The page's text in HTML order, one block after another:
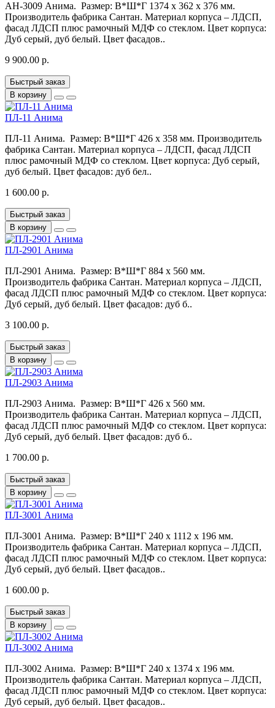
АН-3009 Анима. Размер: В*Ш*Г 1374 x 362 x 376 мм.
Производитель фабрика Сантан. Материал корпуса – ЛДСП,
фасад ЛДСП плюс рамочный МДФ со стеклом. Цвет корпуса:
Дуб серый, дуб белый. Цвет фасадов..
9 900.00 р.
Быстрый заказ
В корзину
ПЛ-11 Анима
ПЛ-11 Анима. Размер: В*Ш*Г 426 x 358 мм. Производитель
фабрика Сантан. Материал корпуса – ЛДСП, фасад ЛДСП
плюс рамочный МДФ со стеклом. Цвет корпуса: Дуб серый,
дуб белый. Цвет фасадов: дуб бел..
1 600.00 р.
Быстрый заказ
В корзину
ПЛ-2901 Анима
ПЛ-2901 Анима. Размер: В*Ш*Г 884 x 560 мм.
Производитель фабрика Сантан. Материал корпуса – ЛДСП,
фасад ЛДСП плюс рамочный МДФ со стеклом. Цвет корпуса:
Дуб серый, дуб белый. Цвет фасадов: дуб б..
3 100.00 р.
Быстрый заказ
В корзину
ПЛ-2903 Анима
ПЛ-2903 Анима. Размер: В*Ш*Г 426 x 560 мм.
Производитель фабрика Сантан. Материал корпуса – ЛДСП,
фасад ЛДСП плюс рамочный МДФ со стеклом. Цвет корпуса:
Дуб серый, дуб белый. Цвет фасадов: дуб б..
1 700.00 р.
Быстрый заказ
В корзину
ПЛ-3001 Анима
ПЛ-3001 Анима. Размер: В*Ш*Г 240 x 1112 x 196 мм.
Производитель фабрика Сантан. Материал корпуса – ЛДСП,
фасад ЛДСП плюс рамочный МДФ со стеклом. Цвет корпуса:
Дуб серый, дуб белый. Цвет фасадов..
1 600.00 р.
Быстрый заказ
В корзину
ПЛ-3002 Анима
ПЛ-3002 Анима. Размер: В*Ш*Г 240 x 1374 x 196 мм.
Производитель фабрика Сантан. Материал корпуса – ЛДСП,
фасад ЛДСП плюс рамочный МДФ со стеклом. Цвет корпуса:
Дуб серый, дуб белый. Цвет фасадов..